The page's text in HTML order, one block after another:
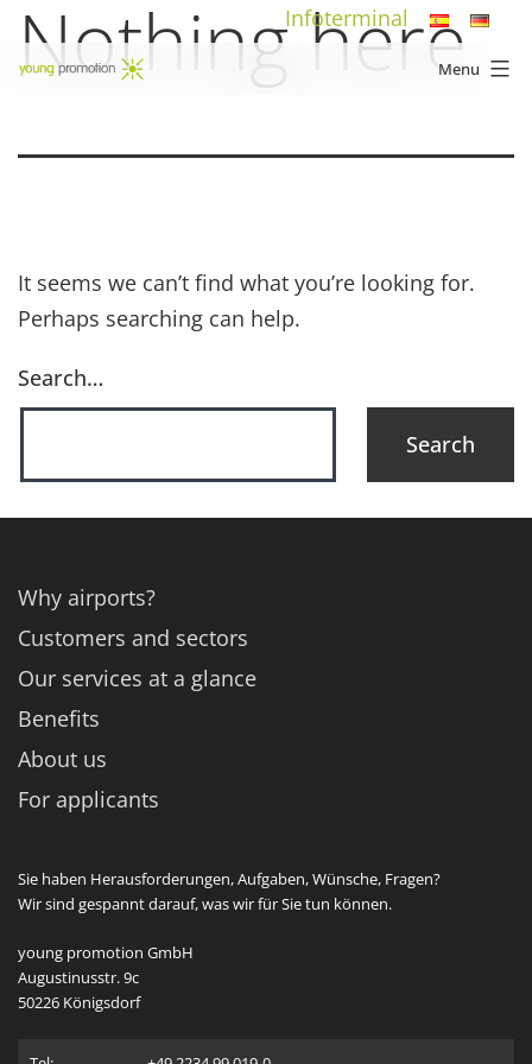
Skip
Infoterminal
promotion
Menu
Nothing here
It seems we can’t find what you’re looking for.
Perhaps searching can help.
Search…
Why airports?
Customers and sectors
Our services at a glance
Benefits
About us
For applicants
Sie haben Herausforderungen, Aufgaben, Wünsche, Fragen?
Wir sind gespannt darauf, was wir für Sie tun können.
young promotion GmbH
Augustinusstr. 9c
50226 Königsdorf